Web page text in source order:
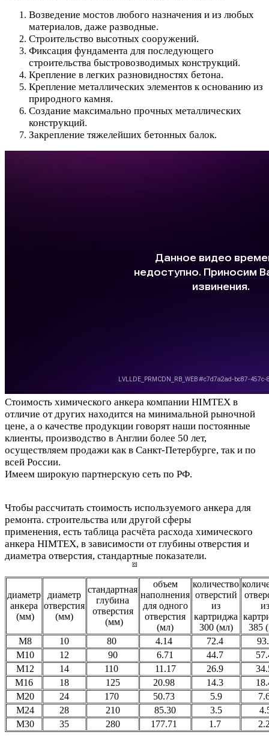
Возведение мостов любого назначения и из любых
материалов, даже разводные.
Строительство высотных сооружений.
Фиксация фундамента для последующего
строительства быстровозводимых конструкций.
Крепление в легких разновидностях бетона.
Крепление металлических элементов к основанию из
природного камня.
Создание максимально прочных металлических
конструкций.
Закрепление тяжелейших бетонных балок.
Стоимость химического анкера компании HIMTEX в
отличие от других находится на минимальной рыночной
цене, а о качестве продукции говорят наши постоянные
клиенты, производство в Англии более 50 лет,
осуществляем продажи как в Санкт-Петербурге, так и по
всей России.
Имеем широкую партнерскую сеть по РФ.
Чтобы рассчитать стоимость используемого анкера для
ремонта. строительства или другой сферы
применения, есть таблица расчёта расхода химического
анкера HIMTEX, в зависимости от глубины отверстия и
диаметра отверстия, стандартные показатели.
диаметр
анкера
(мм)
диаметр
отверстия
(мм)
стандартная
глубина
отверстия
(мм)
объем
наполнения
для одного
отверстия
(мл)
количество
отверстий
из
картриджа
300 (мл)
из
385
М8
10 80 4.14 72.4
М10
12 90 6.71 44.7
М12
14 110 11.17 26.9
М16
18 125 20.98 14.3
М20
24 170 50.73 5.9
M24
28 210 85.30 3.5
М30
35 280 177.71 1.7